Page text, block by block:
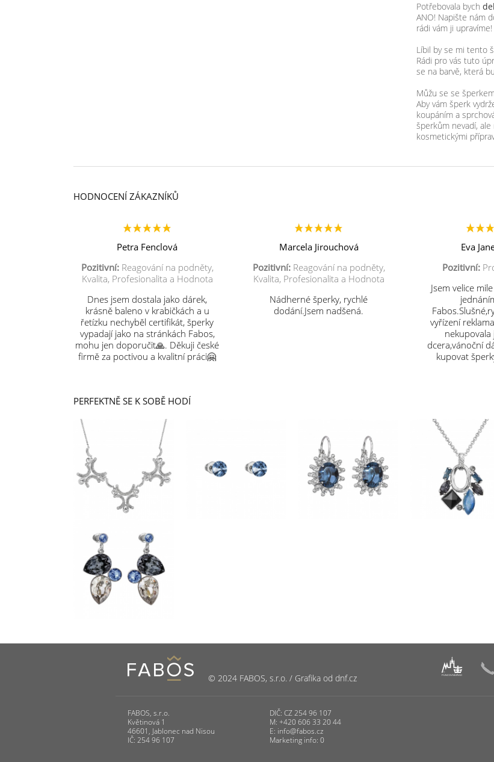
Potřebovala bych
ANO! Napište nám
rádi vám ji
Líbil by se mi tento
Rádi pro vás tuto
se na barvě, která
Můžu se se
Aby vám šperk
koupáním a
šperkům nevadí,
kosmetickými
HODNOCENÍ ZÁKAZNÍKŮ
Petra Fenclová
Pozitivní:Reagování na podněty,
Kvalita, Profesionalita a Hodnota
Dnes jsem dostala jako dárek,
krásně baleno v krabičkách a u
řetízku nechyběl certifikát, šperky
vypadají jako na stránkách Fabos,
mohu jen doporučit🙏. Děkuji české
firmě za poctivou a kvalitní práci🤗
Marcela Jirouchová
Pozitivní:Reagování na podněty,
Kvalita, Profesionalita a Hodnota
Nádherné šperky, rychlé
dodání.Jsem nadšená.
Eva
Pozitivní:
Jsem velice
vyřízení
nekupovala
dcera,vánoční
kupovat
PERFEKTNĚ SE K SOBĚ HODÍ
© 2024 FABOS, s.r.o. / Grafika od dnf.cz PUNCOVNÍ ÚŘAD
FABOS, s.r.o.
Květinová 1
46601, Jablonec nad Nisou
IČ: 254 96 107
DIČ: CZ 254 96 107
M: +420 606 33 20 44
E: info@fabos.cz
Marketing info: 0